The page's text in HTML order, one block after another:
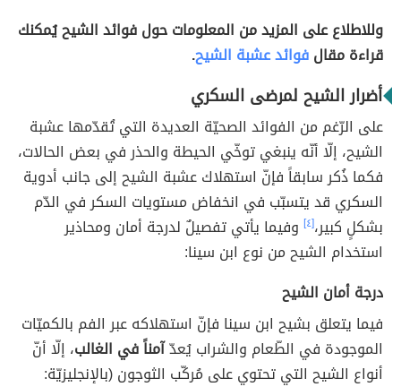
وللاطلاع على المزيد من المعلومات حول فوائد الشيح يُمكنك
قراءة مقالفوائد عشبة الشيح.
أضرار الشيح لمرضى السكري
على الرّغم من الفوائد الصحيّة العديدة التي تُقدّمها عشبة
الشيح، إلّا أنّه ينبغي توخّي الحيطة والحذر في بعض الحالات،
فكما ذُكر سابقاً فإنّ استهلاك عشبة الشيح إلى جانب أدوية
السكري قد يتسبّب في انخفاض مستويات السكر في الدّم
بشكلٍ كبير،[٤]
وفيما يأتي تفصيلٌ لدرجة أمان ومحاذير
استخدام الشيح من نوع ابن سينا:
درجة أمان الشيح
فيما يتعلق بشيح ابن سينا فإنّ استهلاكه عبر الفم بالكميّات
الموجودة في الطّعام والشراب يُعدّآمناً في الغالب، إلّا أنّ
أنواع الشيح التي تحتوي على مُركّب الثوجون (بالإنجليزيّة: